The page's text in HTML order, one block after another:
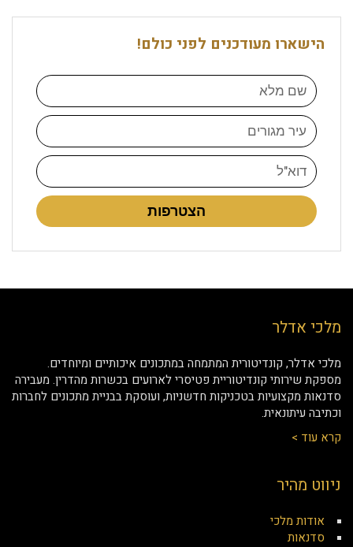
הישארו מעודכנים לפני כולם!
הצטרפות
מלכי אדלר
מלכי אדלר, קונדיטורית המתמחה במתכונים איכותיים ומיוחדים.
מספקת שירותי קונדיטוריית פטיסרי לארועים בכשרות מהדרין. מעבירה
סדנאות מקצועיות בטכניקות חדשניות, ועוסקת בבניית מתכונים לחברות
וכתיבה עיתונאית.
קרא עוד >
ניווט מהיר
אודות מלכי
סדנאות